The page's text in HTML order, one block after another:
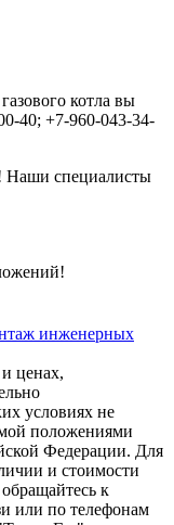
котла вы
40; +7-960-043-34-
специалисты
инженерных
ценах,
условиях не
положениями
Федерации. Для
и стоимости
к
или по телефонам